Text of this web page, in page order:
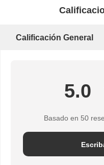
Calificación General
5.0
Basado en 50